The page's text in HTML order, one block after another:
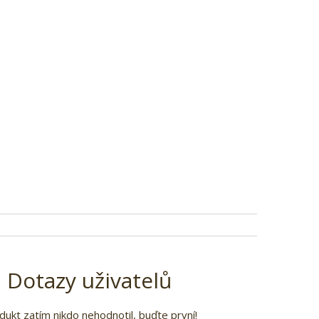
Dotazy uživatelů
zatím nikdo nehodnotil, buďte první!